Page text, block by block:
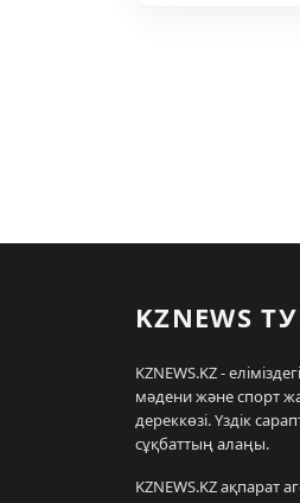
KZNEWS
KZNEWS.KZ -
мәдени және спорт
дереккөзі. Үздік
сұқбаттың алаңы.
KZNEWS.KZ ақпарат